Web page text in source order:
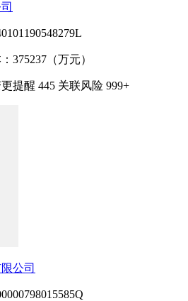
375237（万元）
提醒 445 关联风险 999+
公司